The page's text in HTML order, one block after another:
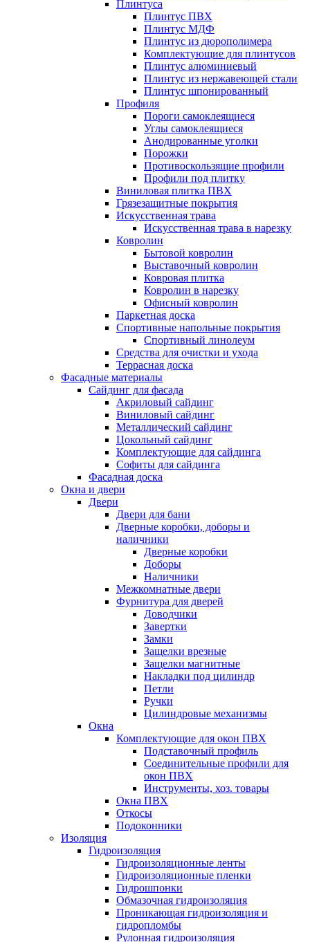
Плинтуса
Плинтус ПВХ
Плинтус МДФ
Плинтус из дюрополимера
Комплектующие для плинтусов
Плинтус алюминиевый
Плинтус из нержавеющей стали
Плинтус шпонированный
Профиля
Пороги самоклеящиеся
Углы самоклеящиеся
Анодированные уголки
Порожки
Противоскользящие профили
Профили под плитку
Виниловая плитка ПВХ
Грязезащитные покрытия
Искусственная трава
Искусственная трава в нарезку
Ковролин
Бытовой ковролин
Выставочный ковролин
Ковровая плитка
Ковролин в нарезку
Офисный ковролин
Паркетная доска
Спортивные напольные покрытия
Спортивный линолеум
Средства для очистки и ухода
Террасная доска
Фасадные материалы
Сайдинг для фасада
Акриловый сайдинг
Виниловый сайдинг
Металлический сайдинг
Цокольный сайдинг
Комплектующие для сайдинга
Софиты для сайдинга
Фасадная доска
Окна и двери
Двери
Двери для бани
Дверные коробки, доборы и
наличники
Дверные коробки
Доборы
Наличники
Межкомнатные двери
Фурнитура для дверей
Доводчики
Завертки
Замки
Защелки врезные
Защелки магнитные
Накладки под цилиндр
Петли
Ручки
Цилиндровые механизмы
Окна
Комплектующие для окон ПВХ
Подставочный профиль
Соединительные профили для
окон ПВХ
Инструменты, хоз. товары
Окна ПВХ
Откосы
Подоконники
Изоляция
Гидроизоляция
Гидроизоляционные ленты
Гидроизоляционные пленки
Гидрошпонки
Обмазочная гидроизоляция
Проникающая гидроизоляция и
гидропломбы
Рулонная гидроизоляция